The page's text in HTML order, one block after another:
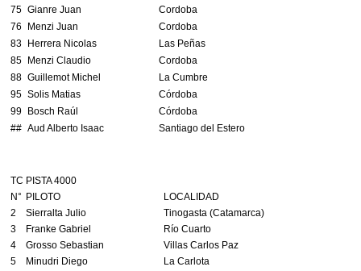
75 Gianre Juan
Cordoba
76
Menzi Juan
Cordoba
83
Herrera Nicolas
Las Peñas
85
Menzi Claudio
Cordoba
88 Guillemot Michel
La Cumbre
95 Solis Matias
Córdoba
99
Bosch Raúl
Córdoba
## Aud Alberto Isaac Santiago del Estero
TC PISTA 4000
N° PILOTO
LOCALIDAD
2
Sierralta Julio
Tinogasta (Catamarca)
3
Franke Gabriel
Río Cuarto
4
Grosso Sebastian
Villas Carlos Paz
5
Minudri Diego
La Carlota